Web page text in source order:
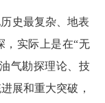
史最复杂、地表
，实际上是在“无
气勘探理论、技
展和重大突破，